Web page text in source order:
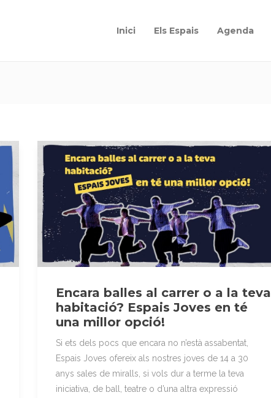
Inici Els Espais Agenda
Encara balles al carrer o a la teva
habitació? Espais Joves en té
una millor opció!
Si ets dels pocs que encara no n’està assabentat,
Espais Joves ofereix als nostres joves de 14 a 30
anys sales de miralls, si vols dur a terme la teva
iniciativa, de ball, teatre o d’una altra expressió